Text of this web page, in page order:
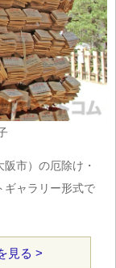
市）の厄除け・
ギャラリー形式で
見る >